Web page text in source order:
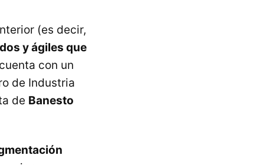
(es decir,
y ágiles que
con un
de Industria
de Banesto